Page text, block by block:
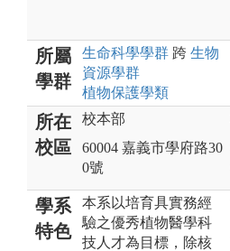
所屬
學群
生命科學學群 跨 生物
資源學群
植物保護學類
所在
校區
校本部
60004 嘉義市學府路30
0號
學系
特色
本系以培育具實務經
驗之優秀植物醫學科
技人才為目標，除核